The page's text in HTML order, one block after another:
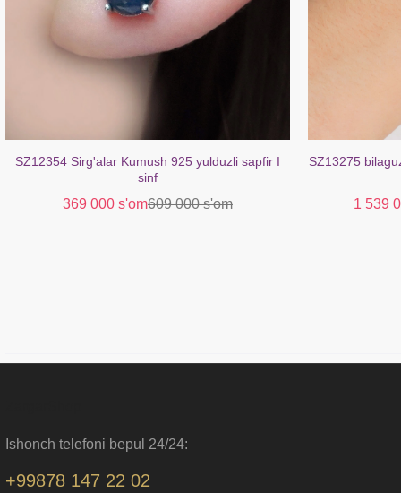
SZ13275 bilaguzuk kumush 925 rodolit (oltin bilan
qoplangan)
1 539 000 s'om3 249 000 s'om
SZ14669
989
Ishonch telefoni bepul 24/24:
+99878 147 22 02